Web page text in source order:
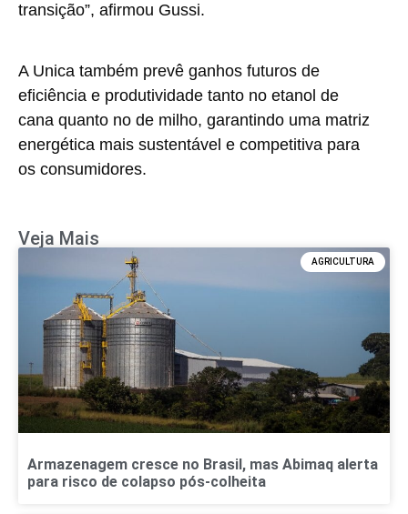
transição”, afirmou Gussi.
A Unica também prevê ganhos futuros de
eficiência e produtividade tanto no etanol de
cana quanto no de milho, garantindo uma matriz
energética mais sustentável e competitiva para
os consumidores.
Veja Mais
AGRICULTURA
Armazenagem cresce no Brasil, mas Abimaq alerta
para risco de colapso pós-colheita